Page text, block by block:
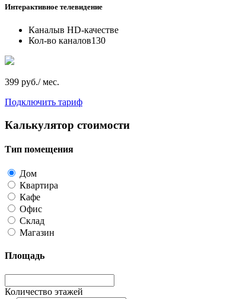
Интерактивное телевидение
Каналыв HD-качестве
Кол-во каналов130
399 руб./ мес.
Подключить тариф
Калькулятор стоимости
Тип помещения
Дом
Квартира
Кафе
Офис
Склад
Магазин
Площадь
Количество этажей